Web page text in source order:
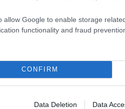
allow Google to enable storage
functionality and fraud
CONFIRM
Data Deletion Data
)
3. Növeljék
kiemelten fontos az
4. Hatékonyabban
stresszkezelési technikák
az életminőséget és